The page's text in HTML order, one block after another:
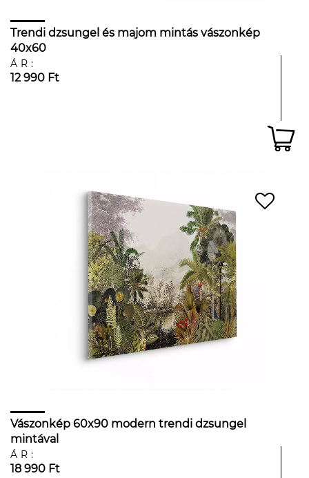
Trendi dzsungel és majom mintás vászonkép
40x60
ÁR:
12 990 Ft
Vászonkép 60x90 modern trendi dzsungel
mintával
ÁR:
18 990 Ft